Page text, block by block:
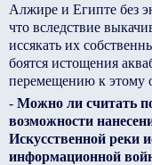
Алжире и Египте без
что вследствие
иссякать их
боятся истощения
перемещению к этому
- Можно ли считать
возможности
Искусственной реки
информационной